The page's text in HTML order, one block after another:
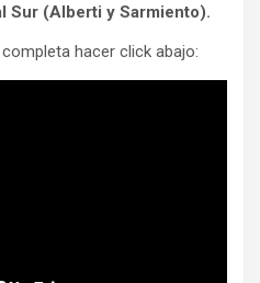
Sur (Alberti y Sarmiento).
hacer click abajo: